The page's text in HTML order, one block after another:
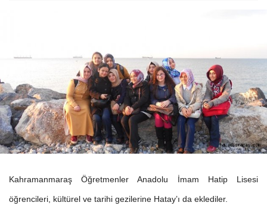
Kahramanmaraş Öğretmenler Anadolu İmam Hatip Lisesi
öğrencileri, kültürel ve tarihi gezilerine Hatay’ı da eklediler.